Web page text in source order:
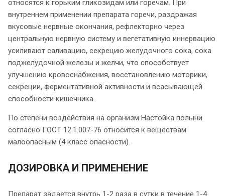
относятся к горьким гликозидам или горечам. При
внутреннем применении препарата горечи, раздражая
вкусовые нервные окончания, рефлекторно через
центральную нервную систему и вегетативную иннервацию
усиливают саливацию, секрецию желудочного сока, сока
поджелудочной железы и желчи, что способствует
улучшению кровоснабжения, восстановлению моторики,
секреции, ферментативной активности и всасывающей
способности кишечника.
По степени воздействия на организм Настойка полыни
согласно ГОСТ 12.1.007-76 относится к веществам
малоопасным (4 класс опасности).
ДОЗИРОВКА И ПРИМЕНЕНИЕ
Препарат задается внутрь 1-2 раза в сутки в течение 1-4